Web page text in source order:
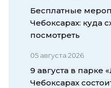
Бесплатные
Чебоксарах: куда
посмотреть
05 августа 2026
9 августа в парке
Чебоксарах